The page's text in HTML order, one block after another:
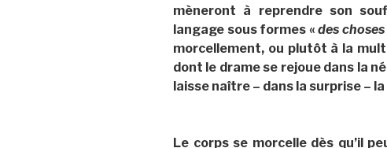
mèneront à reprendre son
langage sous formes «des
morcellement, ou plutôt à la
dont le drame se rejoue dans la
laisse naître – dans la surprise –
Le corps se morcelle dès qu’il